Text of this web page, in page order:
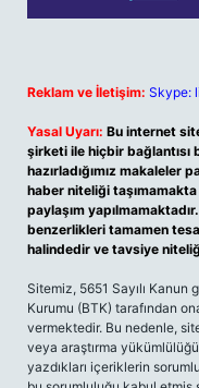
Reklam ve İletişim: Skype:
Yasal Uyarı: Bu internet
şirketi ile hiçbir bağlantısı
hazırladığımız makaleler
haber niteliği
paylaşım
benzerlikleri tamamen
halindedir ve tavsiye
Sitemiz, 5651 Sayılı
Kurumu (BTK) tarafından
vermektedir. Bu nedenle,
veya araştırma
yazdıkları içeriklerin